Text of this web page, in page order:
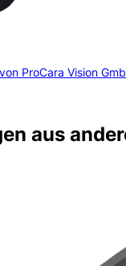
ProCara Vision
aus